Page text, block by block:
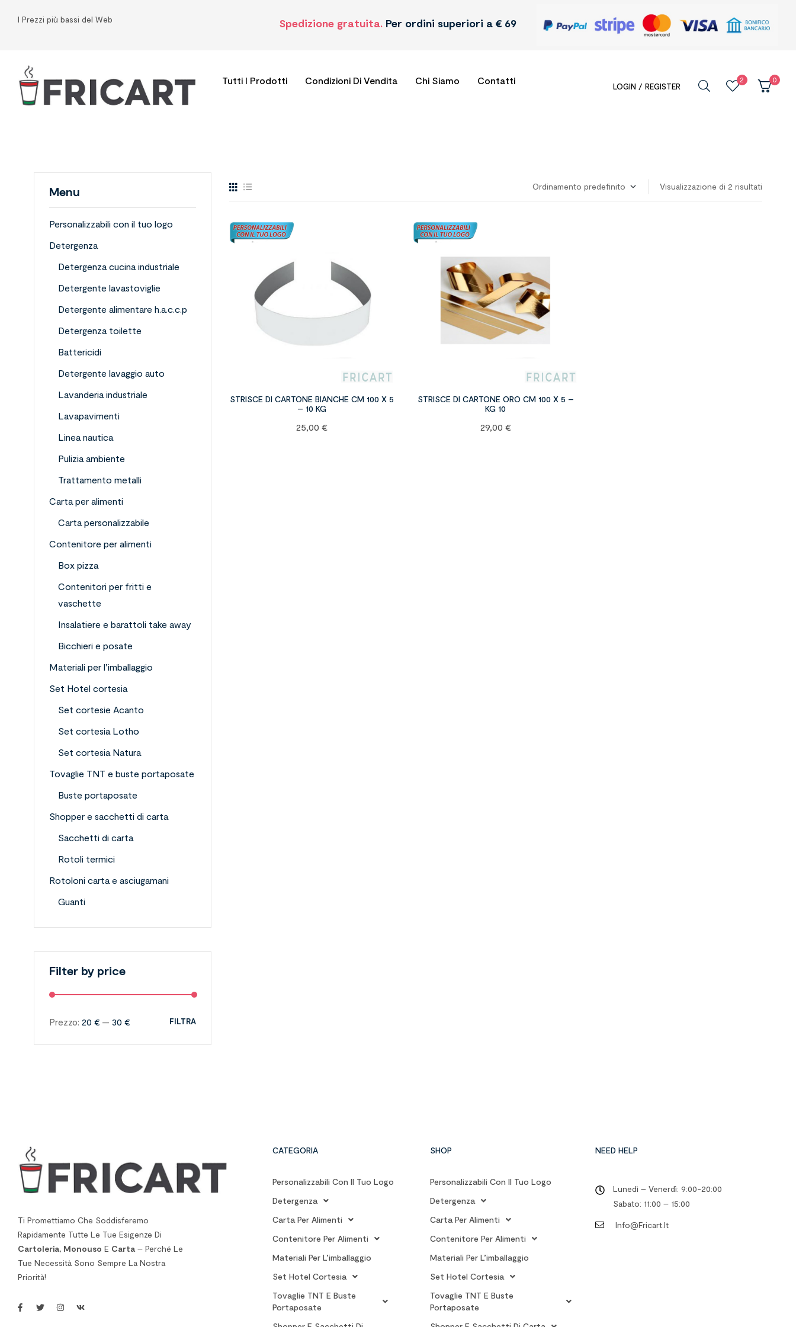
I Prezzi più bassi del Web Spedizione gratuita. Per ordini superiori a € 69
Tutti I Prodotti Condizioni Di Vendita Chi Siamo Contatti
LOGIN / REGISTER
2 0
Visualizzazione di 2 risultati
STRISCE DI CARTONE BIANCHE CM 100 X 5
– 10 KG
25,00€
STRISCE DI CARTONE ORO CM 100 X 5 –
KG 10
29,00 €
Menu
Personalizzabili con il tuo logo
Detergenza
Detergenza cucina industriale
Detergente lavastoviglie
Detergente alimentare h.a.c.c.p
Detergenza toilette
Battericidi
Detergente lavaggio auto
Lavanderia industriale
Lavapavimenti
Linea nautica
Pulizia ambiente
Trattamento metalli
Carta per alimenti
Carta personalizzabile
Contenitore per alimenti
Box pizza
Contenitori per fritti e
vaschette
Insalatiere e barattoli take away
Bicchieri e posate
Materiali per l’imballaggio
Set Hotel cortesia
Set cortesie Acanto
Set cortesia Lotho
Set cortesia Natura
Tovaglie TNT e buste portaposate
Buste portaposate
Shopper e sacchetti di carta
Sacchetti di carta
Rotoli termici
Rotoloni carta e asciugamani
Guanti
Filter by price
FILTRA
Prezzo: 20 € — 30 €
Ti Promettiamo Che Soddisferemo
Rapidamente Tutte Le Tue Esigenze Di
Cartoleria, Monouso E Carta – Perché Le
Tue Necessità Sono Sempre La Nostra
Priorità!
CATEGORIA
Personalizzabili Con Il Tuo Logo
Detergenza
Carta Per Alimenti
Contenitore Per Alimenti
Materiali Per L’imballaggio
Set Hotel Cortesia
Tovaglie TNT E Buste
Portaposate
SHOP
Personalizzabili Con Il Tuo Logo
Detergenza
Carta Per Alimenti
Contenitore Per Alimenti
Materiali Per L’imballaggio
Set Hotel Cortesia
Tovaglie TNT E Buste
Portaposate
NEED HELP
Lunedì – Venerdì: 9:00-20:00
Sabato: 11:00 – 15:00
Info@fricart.it